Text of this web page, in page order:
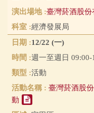
臺灣菸酒股
經濟發展局
12/22 (一)
週一至週日 09:00-
活動
臺灣菸酒股
動